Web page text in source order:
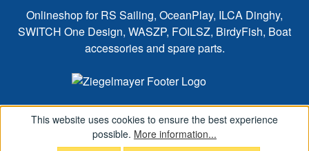
Onlineshop for RS Sailing, OceanPlay, ILCA Dinghy,
SWITCH One Design, WASZP, FOILSZ, BirdyFish, Boat
accessories and spare parts.
This website uses cookies to ensure the best experience
possible. More information...